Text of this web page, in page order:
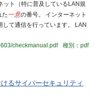
ット（特に普及しているLAN規
た一意の番号。 インターネット
て通信を行っています。 LAN
checkmanual.pdf
種別：pdf
るサイバーセキュリティ